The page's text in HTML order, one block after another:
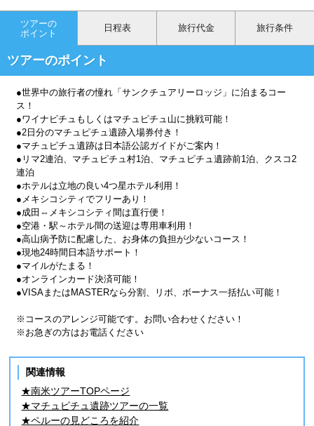
ツアーの
ポイント
日程表 旅行代金 旅行条件
ツアーのポイント
●世界中の旅行者の憧れ「サンクチュアリーロッジ」に泊まるコー
ス！
●ワイナピチュもしくはマチュピチュ山に挑戦可能！
●2日分のマチュピチュ遺跡入場券付き！
●マチュピチュ遺跡は日本語公認ガイドがご案内！
●リマ2連泊、マチュピチュ村1泊、マチュピチュ遺跡前1泊、クスコ2
連泊
●ホテルは立地の良い4つ星ホテル利用！
●メキシコシティでフリーあり！
●成田⇔メキシコシティ間は直行便！
●空港・駅～ホテル間の送迎は専用車利用！
●高山病予防に配慮した、お身体の負担が少ないコース！
●現地24時間日本語サポート！
●マイルがたまる！
●オンラインカード決済可能！
●VISAまたはMASTERなら分割、リボ、ボーナス一括払い可能！
※コースのアレンジ可能です。お問い合わせください！
※お急ぎの方はお電話ください
関連情報
★南米ツアーTOPページ
★マチュピチュ遺跡ツアーの一覧
★ペルーの見どころを紹介